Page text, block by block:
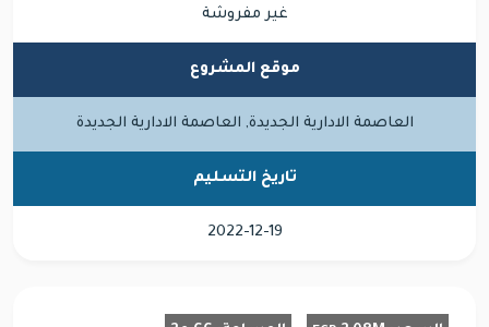
غير مفروشة
موقع المشروع
العاصمة الادارية الجديدة, العاصمة الادارية الجديدة
تاريخ التسليم
2022-12-19